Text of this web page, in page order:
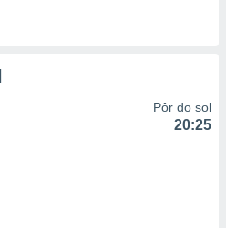
Pôr do sol
20:25